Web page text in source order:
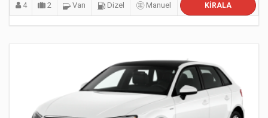
4 2 Van Dizel Manuel KIRALA